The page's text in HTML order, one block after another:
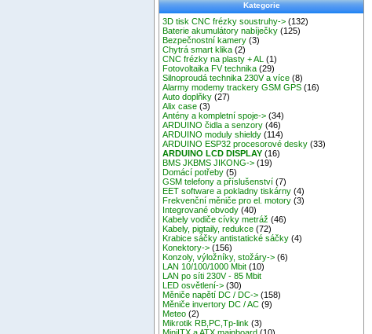
Kategorie
3D tisk CNC frézky soustruhy-> (132)
Baterie akumulátory nabíječky (125)
Bezpečnostní kamery (3)
Chytrá smart klika (2)
CNC frézky na plasty + AL
(1)
Fotovoltaika FV technika (29)
Silnoproudá technika 230V a více (8)
Alarmy modemy trackery GSM GPS (16)
Auto doplňky (27)
Alix case (3)
Antény a kompletní spoje-> (34)
ARDUINO čidla a senzory (46)
ARDUINO moduly shieldy (114)
ARDUINO ESP32 procesorové desky (33)
ARDUINO LCD DISPLAY (16)
BMS JKBMS JIKONG-> (19)
Domácí potřeby (5)
GSM telefony a příslušenství (7)
EET software a pokladny tiskárny (4)
Frekvenční měniče pro el. motory (3)
Integrované obvody (40)
Kabely vodiče cívky metráž (46)
Kabely, pigtaily, redukce (72)
Krabice sáčky antistatické sáčky (4)
Konektory-> (156)
Konzoly, výložníky, stožáry-> (6)
LAN 10/100/1000 Mbit (10)
LAN po síti 230V - 85 Mbit
LED osvětlení-> (30)
Měniče napětí DC / DC-> (158)
Měniče invertory DC / AC (9)
Meteo (2)
Mikrotik RB,PC,Tp-link (3)